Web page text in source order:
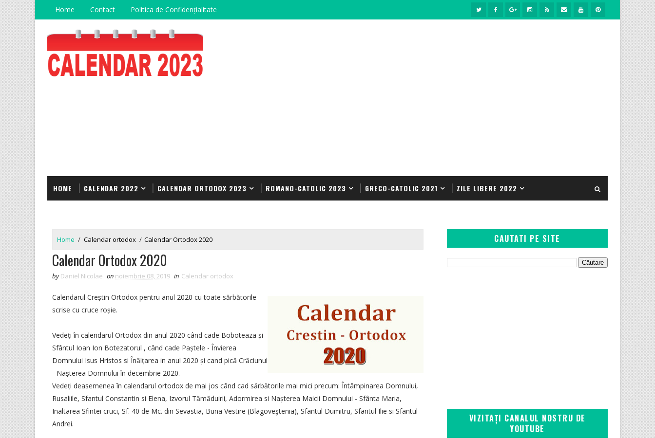
Home Contact Politica de Confidențialitate
HOME CALENDAR 2022 CALENDAR ORTODOX 2023 ROMANO-CATOLIC 2023 GRECO-CATOLIC 2021 ZILE LIBERE 2022
Home / Calendar ortodox / Calendar Ortodox 2020
Calendar Ortodox 2020
by Daniel Nicolae on noiembrie 08, 2019 in Calendar ortodox
Calendarul Creștin Ortodox pentru anul 2020 cu toate sărbătorile
scrise cu cruce roșie.
Vedeți în calendarul Ortodox din anul 2020 când cade Boboteaza și
Sfântul Ioan Ion Botezatorul , când cade Paștele - Învierea
Domnului Isus Hristos si Înălțarea in anul 2020 și cand pică Crăciunul
- Nașterea Domnului în decembrie 2020.
Vedeți deasemenea în calendarul ortodox de mai jos când cad sărbătorile mai mici precum: Întâmpinarea Domnului,
Rusaliile, Sfantul Constantin si Elena, Izvorul Tămăduirii, Adormirea si Nașterea Maicii Domnului - Sfânta Maria,
Inaltarea Sfintei cruci, Sf. 40 de Mc. din Sevastia, Buna Vestire (Blagoveştenia), Sfantul Dumitru, Sfantul Ilie si Sfantul
Andrei.
CAUTATI PE SITE
VIZITAȚI CANALUL NOSTRU DE
YOUTUBE